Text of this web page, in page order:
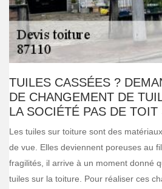
TUILES CASSÉES ?
DE CHANGEMENT DE
LA SOCIÉTÉ PAS DE TOIT
Les tuiles sur toiture sont des
de vue. Elles deviennent poreuses au
fragilités, il arrive à un moment donné
tuiles sur la toiture. Pour réaliser ces